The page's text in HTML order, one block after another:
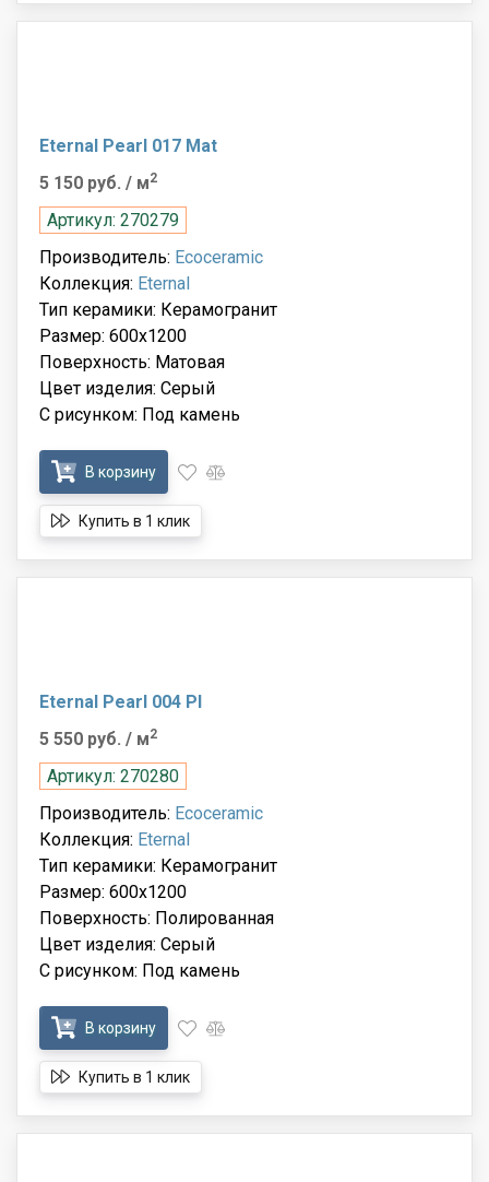
Eternal Pearl 017 Mat
5 150 руб. / м2
Артикул: 270279
Производитель: Ecoceramic
Коллекция: Eternal
Тип керамики: Керамогранит
Размер: 600x1200
Поверхность: Матовая
Цвет изделия: Серый
С рисунком: Под камень
В корзину
Купить в 1 клик
Eternal Pearl 004 Pl
5 550 руб. / м2
Артикул: 270280
Производитель: Ecoceramic
Коллекция: Eternal
Тип керамики: Керамогранит
Размер: 600x1200
Поверхность: Полированная
Цвет изделия: Серый
С рисунком: Под камень
В корзину
Купить в 1 клик